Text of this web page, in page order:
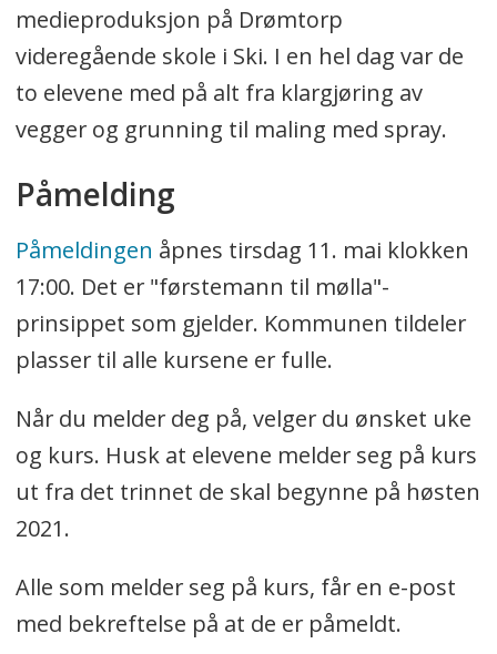
medieproduksjon på Drømtorp
videregående skole i Ski. I en hel dag var de
to elevene med på alt fra klargjøring av
vegger og grunning til maling med spray.
Påmelding
Påmeldingen åpnes tirsdag 11. mai klokken
17:00. Det er "førstemann til mølla"-
prinsippet som gjelder. Kommunen tildeler
plasser til alle kursene er fulle.
Når du melder deg på, velger du ønsket uke
og kurs. Husk at elevene melder seg på kurs
ut fra det trinnet de skal begynne på høsten
2021.
Alle som melder seg på kurs, får en e-post
med bekreftelse på at de er påmeldt.